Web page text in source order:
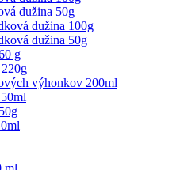
dužina 50g
dužina 100g
dužina 50g
g
výhonkov 200ml